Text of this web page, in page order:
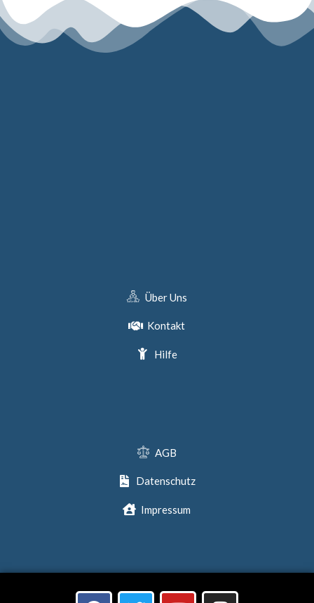
Über Uns
Kontakt
Hilfe
AGB
Datenschutz
Impressum